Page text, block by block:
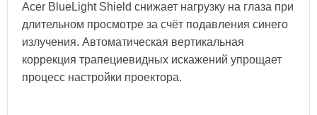
Acer BlueLight Shield снижает нагрузку на глаза при
длительном просмотре за счёт подавления синего
излучения. Автоматическая вертикальная
коррекция трапециевидных искажений упрощает
процесс настройки проектора.